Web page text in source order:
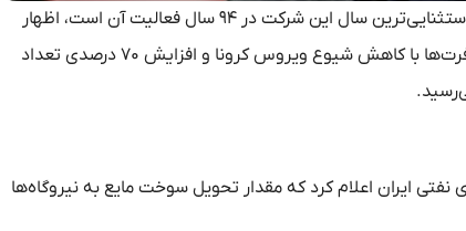
مدیرعامل شرکت ملی پخش فرآورده‌های نفتی ایران با روایتی از اینکه امسال استثنایی‌ترین سال این شرکت در ۹۴ سال فعالیت آن است، اظهار
کرد: ذخیره‌سازی فرآورده‌های نفتی امسال کمترین مقدار بود و با افزایش مسافرت‌ها با کاهش شیوع ویروس کرونا و افزایش ۷۰ درصدی تعداد
ایران اعلام کرد که مقدار تحویل سوخت مایع به نیروگاه‌ها